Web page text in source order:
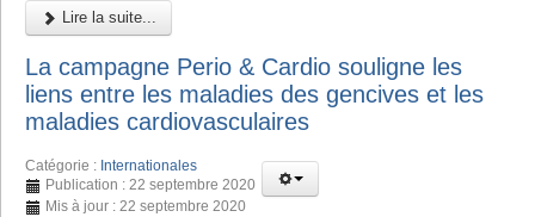
Lire la suite...
La campagne Perio & Cardio souligne les
liens entre les maladies des gencives et les
maladies cardiovasculaires
Catégorie : Internationales
Publication : 22 septembre 2020
Mis à jour : 22 septembre 2020